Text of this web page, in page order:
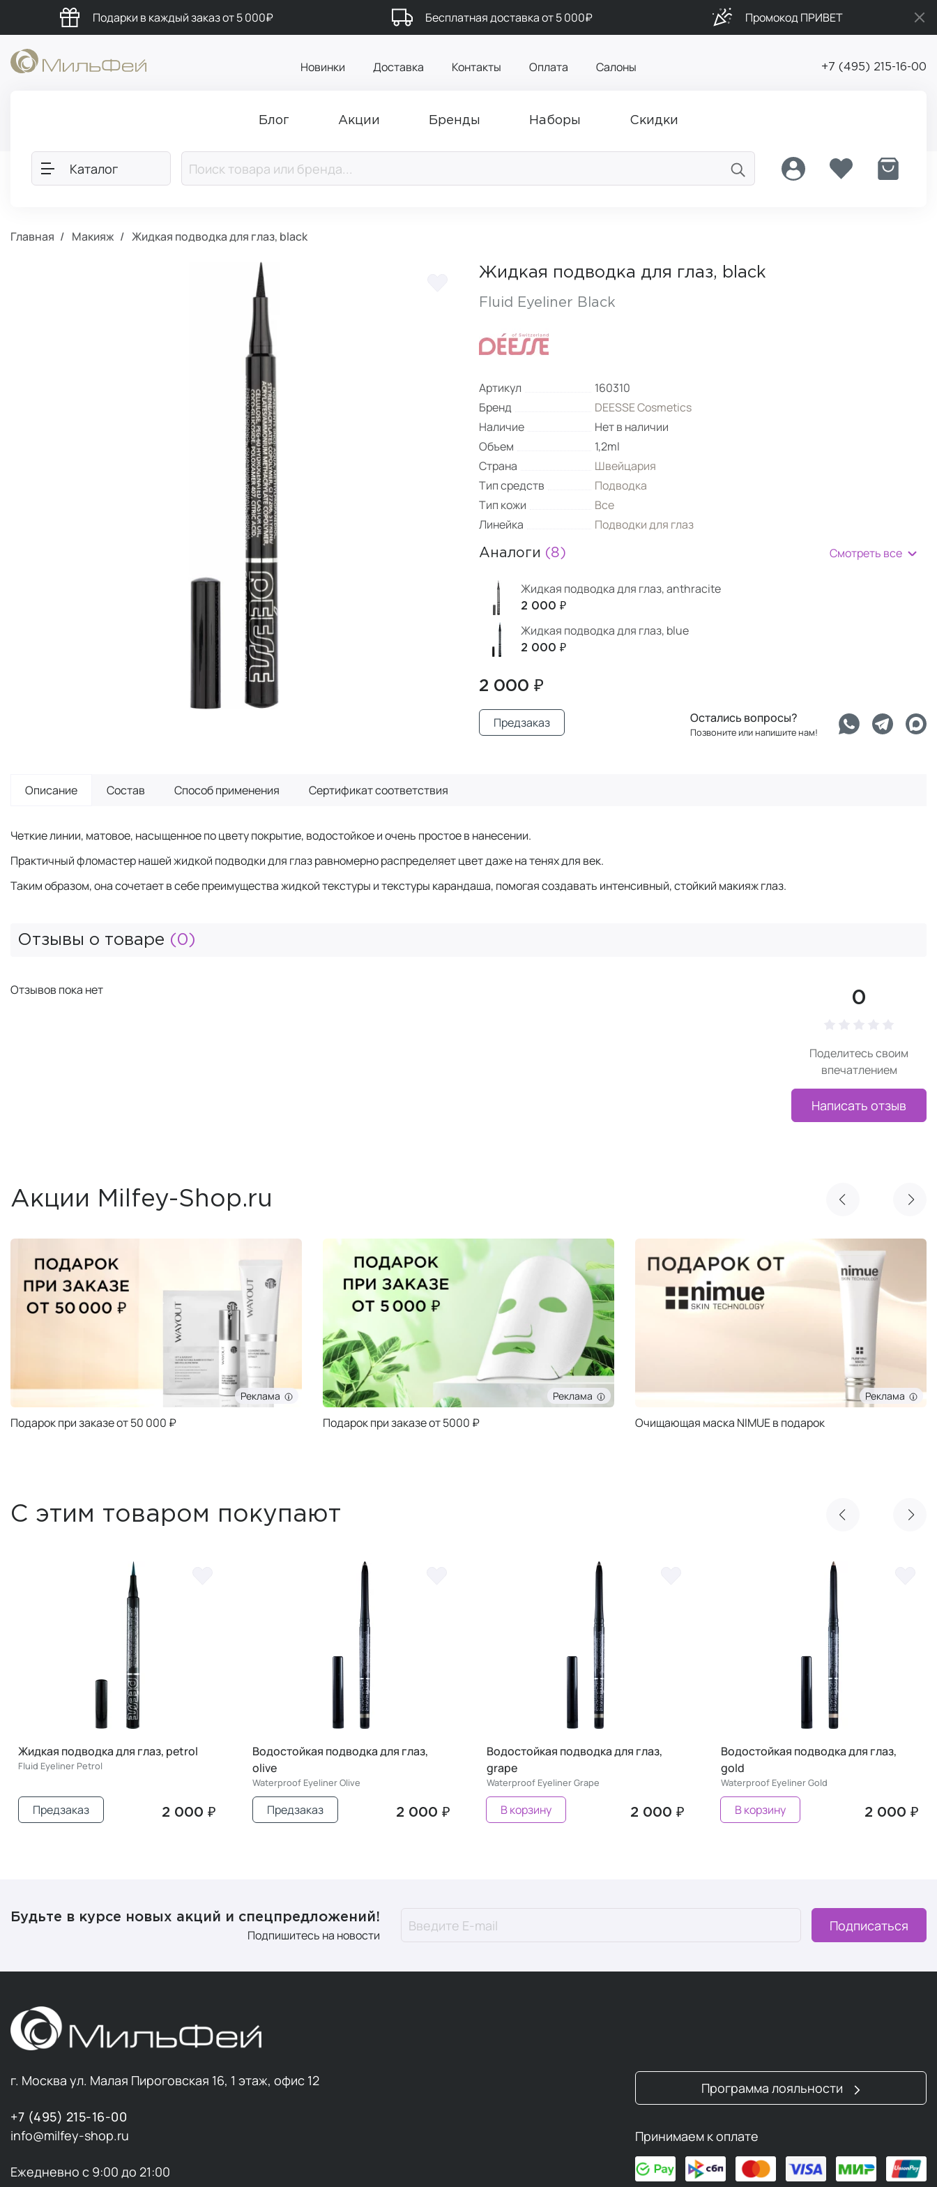
Подарки в каждый заказ от 5 000₽ Бесплатная доставка от 5 000₽ Промокод ПРИВЕТ
Новинки Доставка Контакты Оплата Салоны +7 (495) 215-16-00
Блог Акции Бренды Наборы Скидки
Каталог
Главная Макияж Жидкая подводка для глаз, black
Жидкая подводка для глаз, black
Fluid Eyeliner Black
Артикул
160310
Бренд
DEESSE Cosmetics
Наличие
Нет в наличии
Объем
1,2ml
Страна
Швейцария
Тип средств
Подводка
Тип кожи
Все
Линейка
Подводки для глаз
Аналоги (8) Смотреть все
Жидкая подводка для глаз, anthracite
2 000 ₽
Жидкая подводка для глаз, blue
2 000 ₽
2 000 ₽
Предзаказ Остались вопросы?
Позвоните или напишите нам!
Описание Состав Способ применения Сертификатсоответствия
Четкие линии, матовое, насыщенное по цвету покрытие, водостойкое и очень простое в нанесении.
Практичный фломастер нашей жидкой подводки для глаз равномерно распределяет цвет даже на тенях для век.
Таким образом, она сочетает в себе преимущества жидкой текстуры и текстуры карандаша, помогая создавать интенсивный, стойкий макияж глаз.
Отзывы о товаре (0)
0
Поделитесь своим
впечатлением
Написать отзыв
Отзывов пока нет
Акции Milfey-Shop.ru
Реклама
Подарок при заказе от 50 000 ₽
Реклама
Подарок при заказе от 5000 ₽
Реклама
Очищающая маска NIMUE в подарок
С этим товаром покупают
Жидкая подводка для глаз, petrol
Fluid Eyeliner Petrol
2 000 ₽
Предзаказ
Водостойкая подводка для глаз,
olive
Waterproof Eyeliner Olive
2 000 ₽
Предзаказ
Водостойкая подводка для глаз,
grape
Waterproof Eyeliner Grape
2 000 ₽
В корзину
Водостойкая подводка для глаз,
gold
Waterproof Eyeliner Gold
2 000 ₽
В корзину
Будьте в курсе новых акций и спецпредложений!
Подпишитесь на новости
Подписаться
г. Москва ул. Малая Пироговская 16, 1 этаж, офис 12
+7 (495) 215-16-00
info@milfey-shop.ru
Ежедневно с 9:00 до 21:00
Программа лояльности
Принимаем к оплате